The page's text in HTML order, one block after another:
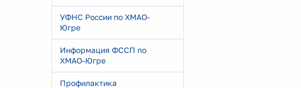
УФНС России по ХМАО-
Югре
Информация ФССП по
ХМАО-Югре
Профилактика